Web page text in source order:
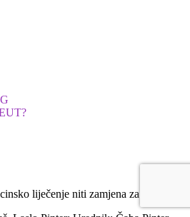
liječenje niti zamjena za isto.